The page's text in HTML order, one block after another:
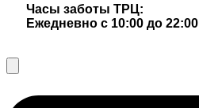
Часы заботы ТРЦ:
Ежедневно с 10:00 до 22:00